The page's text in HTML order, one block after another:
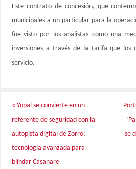
Este contrato de concesión, que
municipales a un particular para la
fue visto por los analistas como una
inversiones a través de la tarifa que los
servicio.
« Yopal se convierte en un
referente de seguridad con la
autopista digital de Zorro:
tecnología avanzada para
blindar Casanare
se